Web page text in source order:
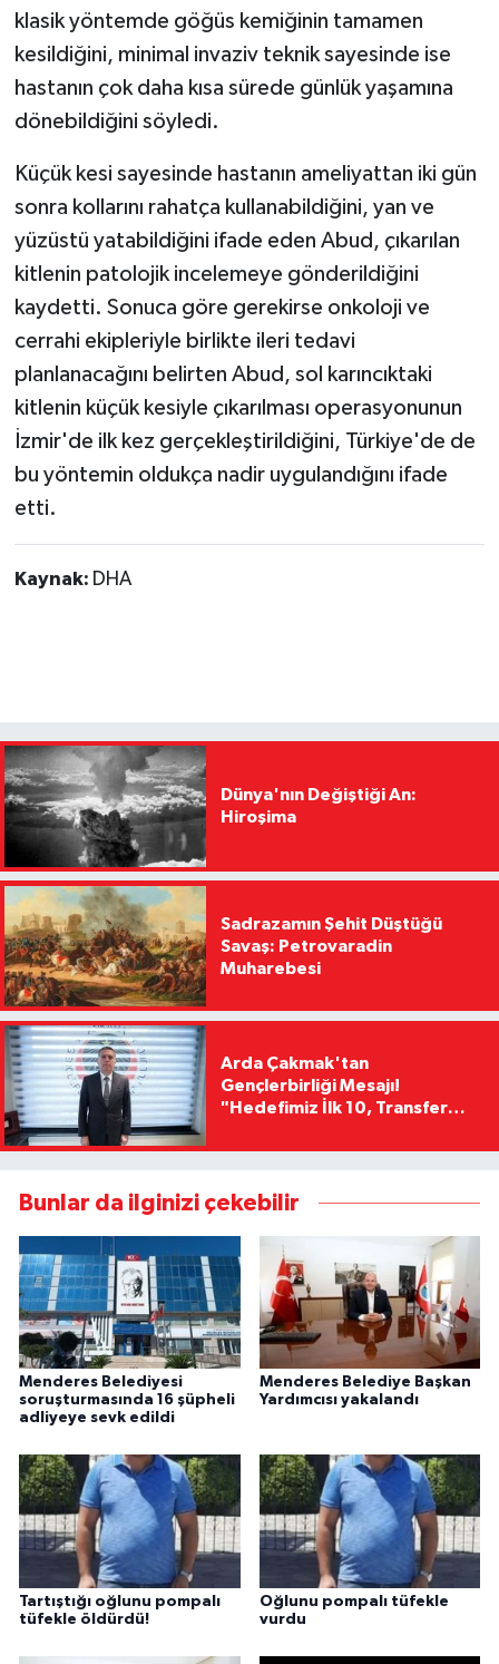
klasik yöntemde göğüs kemiğinin tamamen
kesildiğini, minimal invaziv teknik sayesinde ise
hastanın çok daha kısa sürede günlük yaşamına
dönebildiğini söyledi.
Küçük kesi sayesinde hastanın ameliyattan iki gün
sonra kollarını rahatça kullanabildiğini, yan ve
yüzüstü yatabildiğini ifade eden Abud, çıkarılan
kitlenin patolojik incelemeye gönderildiğini
kaydetti. Sonuca göre gerekirse onkoloji ve
cerrahi ekipleriyle birlikte ileri tedavi
planlanacağını belirten Abud, sol karıncıktaki
kitlenin küçük kesiyle çıkarılması operasyonunun
İzmir'de ilk kez gerçekleştirildiğini, Türkiye'de de
bu yöntemin oldukça nadir uygulandığını ifade
etti.
Kaynak: DHA
Dünya'nın Değiştiği An:
Hiroşima
Sadrazamın Şehit Düştüğü
Savaş: Petrovaradin
Muharebesi
Arda Çakmak'tan
Gençlerbirliği Mesajı!
"Hedefimiz İlk 10, Transfer
Kaldıracağız"
Bunlar da ilginizi çekebilir
Menderes Belediyesi
soruşturmasında 16 şüpheli
adliyeye sevk edildi
Menderes Belediye Başkan
Yardımcısı yakalandı
Tartıştığı oğlunu pompalı
tüfekle öldürdü!
Oğlunu pompalı tüfekle
vurdu